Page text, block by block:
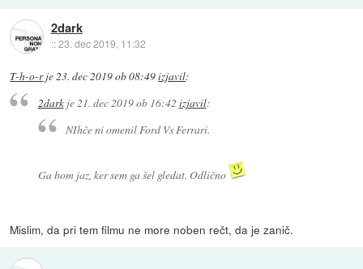
2dark
::23. dec 2019, 11:32
T-h-o-rje23. dec 2019 ob 08:49izjavil:
2darkje21. dec 2019 ob 16:42 izjavil:
NIhče ni omenil Ford Vs Ferrari.
Ga bom jaz, ker sem ga šel gledat. Odlično
Mislim, da pri tem filmu ne more noben rečt, da je zanič.